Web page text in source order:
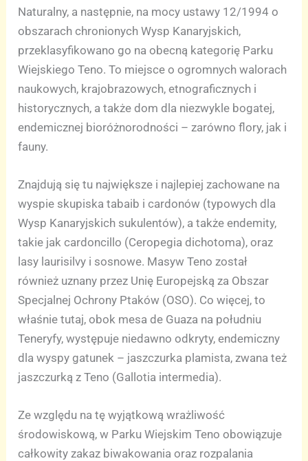
Naturalny, a następnie, na mocy ustawy 12/1994 o
obszarach chronionych Wysp Kanaryjskich,
przeklasyfikowano go na obecną kategorię Parku
Wiejskiego Teno. To miejsce o ogromnych walorach
naukowych, krajobrazowych, etnograficznych i
historycznych, a także dom dla niezwykle bogatej,
endemicznej bioróżnorodności – zarówno flory, jak i
fauny.
Znajdują się tu największe i najlepiej zachowane na
wyspie skupiska tabaib i cardonów (typowych dla
Wysp Kanaryjskich sukulentów), a także endemity,
takie jak cardoncillo (Ceropegia dichotoma), oraz
lasy laurisilvy i sosnowe. Masyw Teno został
również uznany przez Unię Europejską za Obszar
Specjalnej Ochrony Ptaków (OSO). Co więcej, to
właśnie tutaj, obok mesa de Guaza na południu
Teneryfy, występuje niedawno odkryty, endemiczny
dla wyspy gatunek – jaszczurka plamista, zwana też
jaszczurką z Teno (Gallotia intermedia).
Ze względu na tę wyjątkową wrażliwość
środowiskową, w Parku Wiejskim Teno obowiązuje
całkowity zakaz biwakowania oraz rozpalania